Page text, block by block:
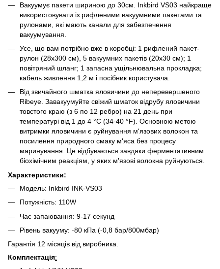
Вакуумує пакети шириною до 30см. Inkbird VS03 найкраще
використовувати із рифленими вакуумними пакетами та
рулонами, які мають канали для забезпечення
вакуумування.
Усе, що вам потрібно вже в коробці: 1 рифлений пакет-
рулон (28x300 см), 5 вакуумних пакетів (20x30 см); 1
повітряний шланг; 1 запасна ущільнювальна прокладка;
кабель живлення 1,2 м і посібник користувача.
Від звичайного шматка яловичини до неперевершеного
Ribeye. Завакуумуйте свіжий шматок відрубу яловичини
товстого краю (з 6 по 12 ребро) на 21 день при
температурі від 1 до 4 °C (34-40 °F). Основною метою
витримки яловичини є руйнування м'язових волокон та
посилення природного смаку м'яса без процесу
маринування. Це відбувається завдяки ферментативним
біохімічним реакціям, у яких м'язові волокна руйнуються.
Характеристики:
Модель: Inkbird INK-VS03
Потужність: 110W
Час запаювання: 9-17 секунд
Рівень вакууму: -80 кПа (-0,8 бар/800мбар)
Гарантія 12 місяців від виробника.
Комплектація: